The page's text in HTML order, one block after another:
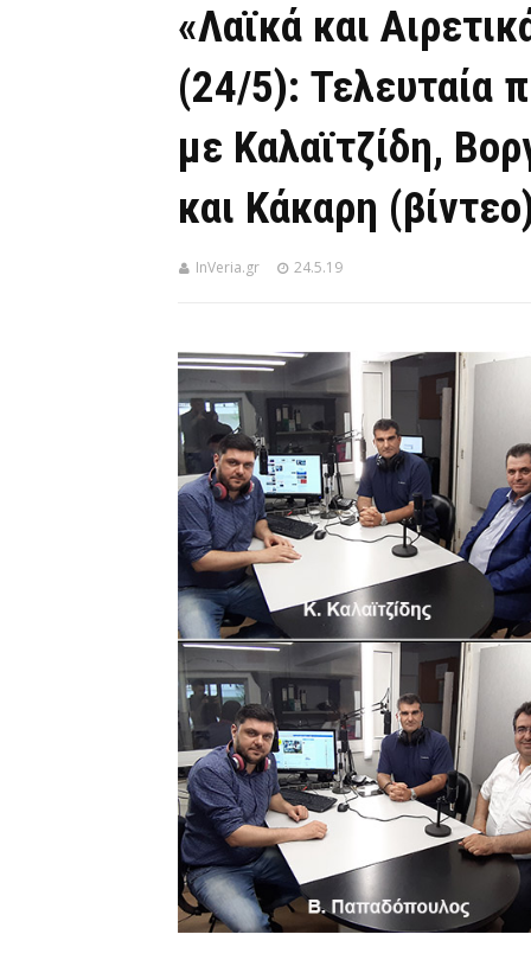
«Λαϊκά και
(24/5): Τελευταία
με Καλαϊτζίδη,
και Κάκαρη
InVeria.gr 24.5.19